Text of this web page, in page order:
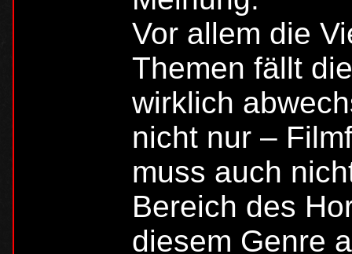
Vor allem die
Themen fällt
wirklich
nicht nur –
muss auch
Bereich des
diesem Genre